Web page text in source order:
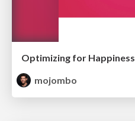
Optimizing for Happiness
mojombo